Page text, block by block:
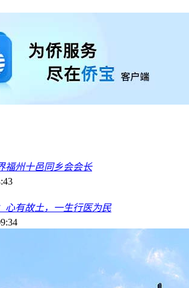
福州十邑同乡会会长
心有故土，一生行医为民